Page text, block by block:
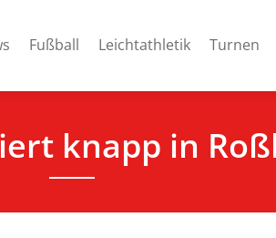
Fußball Leichtathletik Turnen
knapp in